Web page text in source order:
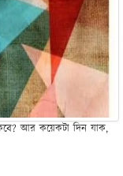
আর কয়েকটা দিন যাক,